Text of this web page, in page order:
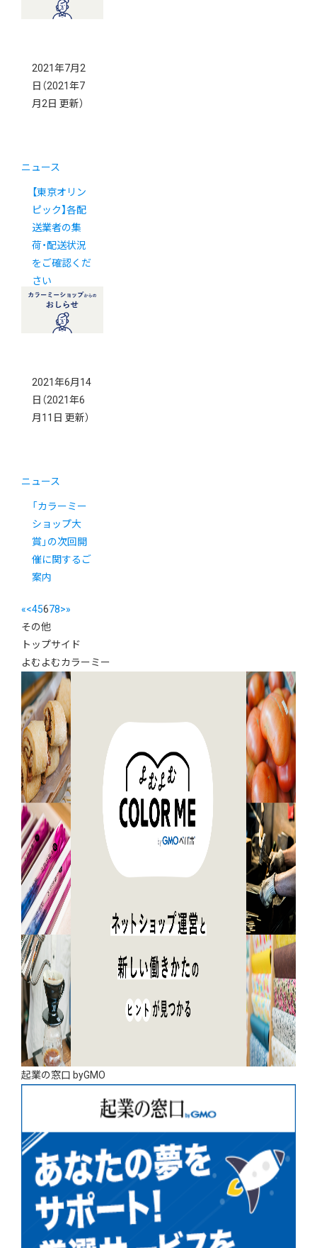
2021年7月2
日 （2021年7
月2日 更新）
ニュース
【東京オリン
ピック】各配
送業者の集
荷・配送状況
をご確認くだ
さい
2021年6月14
日 （2021年6
月11日 更新）
ニュース
「カラーミー
ショップ大
賞」の次回開
催に関するご
案内
«<45678>»
その他
トップサイド
よむよむカラーミー
起業の窓口 byGMO